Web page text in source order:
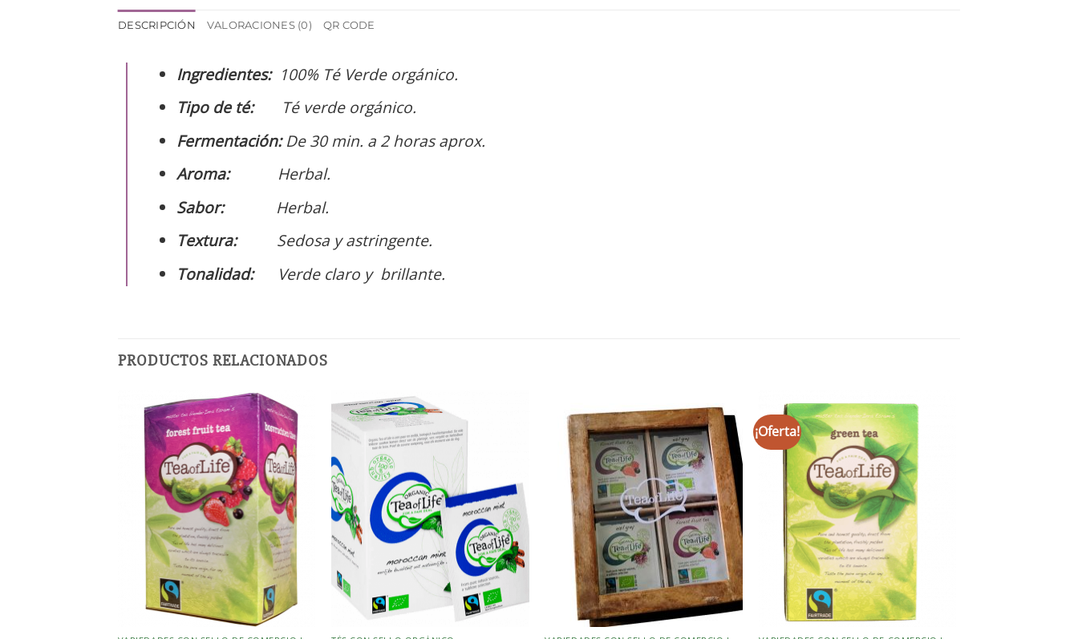
DESCRIPCIÓN VALORACIONES (0) QR CODE
Ingredientes:100% Té Verde orgánico.
Tipo de té:Té verde orgánico.
Fermentación:De 30 min. a 2 horas aprox.
Aroma:Herbal.
Sabor:Herbal.
Textura:Sedosa y astringente.
Tonalidad:Verde claro y brillante.
PRODUCTOS RELACIONADOS
¡Oferta!